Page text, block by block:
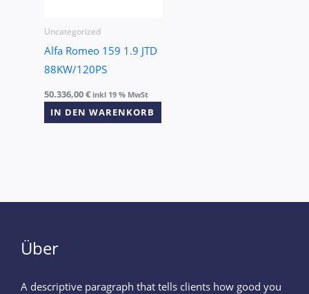
Uncategorized
Alfa Romeo 159 1.9 JTD
88KW/120PS
50.336,00€ inkl 19 % MwSt
IN DEN WARENKORB
Über
A descriptive paragraph that tells clients how good you